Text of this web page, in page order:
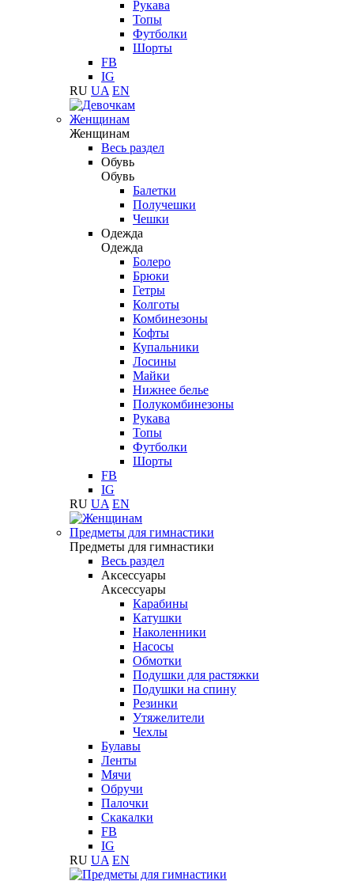
Рукава
Топы
Футболки
Шорты
FB
IG
RU UA EN
Женщинам
Женщинам
Весь раздел
Обувь
Обувь
Балетки
Получешки
Чешки
Одежда
Одежда
Болеро
Брюки
Гетры
Колготы
Комбинезоны
Кофты
Купальники
Лосины
Майки
Нижнее белье
Полукомбинезоны
Рукава
Топы
Футболки
Шорты
FB
IG
RU UA EN
Предметы для гимнастики
Предметы для гимнастики
Весь раздел
Аксессуары
Аксессуары
Карабины
Катушки
Наколенники
Насосы
Обмотки
Подушки для растяжки
Подушки на спину
Резинки
Утяжелители
Чехлы
Булавы
Ленты
Мячи
Обручи
Палочки
Скакалки
FB
IG
RU UA EN